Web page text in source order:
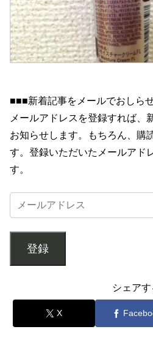
■■■新着記事をメールでおしら
メールアドレスを登録すれば、
お知らせします。もちろん、購
す。登録いただいたメールアド
す。
登録
シェアす
X